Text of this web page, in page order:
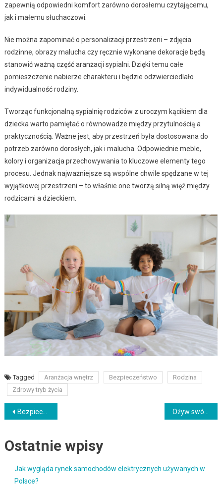
zapewnią odpowiedni komfort zarówno dorosłemu czytającemu,
jak i małemu słuchaczowi.
Nie można zapominać o personalizacji przestrzeni – zdjęcia
rodzinne, obrazy malucha czy ręcznie wykonane dekoracje będą
stanowić ważną część aranżacji sypialni. Dzięki temu całe
pomieszczenie nabierze charakteru i będzie odzwierciedlało
indywidualność rodziny.
Tworząc funkcjonalną sypialnię rodziców z uroczym kącikiem dla
dziecka warto pamiętać o równowadze między przytulnością a
praktycznością. Ważne jest, aby przestrzeń była dostosowana do
potrzeb zarówno dorosłych, jak i malucha. Odpowiednie meble,
kolory i organizacja przechowywania to kluczowe elementy tego
procesu. Jednak najważniejsze są wspólne chwile spędzane w tej
wyjątkowej przestrzeni – to właśnie one tworzą silną więź między
rodzicami a dzieckiem.
Tagged Aranżacja wnętrz Bezpieczeństwo
Rodzina
Zdrowy tryb życia
Nawigacja
Bezpieczeństwo domu i samochodu – ochrona Twojego mienia Ożyw swój salon – szybka metamorfoza przy pomocy plakatów
Ostatnie wpisy
Jak wygląda rynek samochodów elektrycznych używanych w
Polsce?